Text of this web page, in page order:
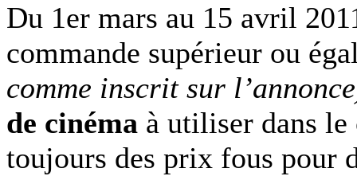
Du 1er mars au 15 avril
commande supérieur ou
comme inscrit sur
de cinéma à utiliser dans
toujours des prix fous pour